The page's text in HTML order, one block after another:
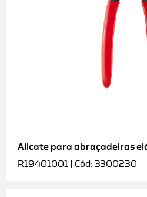
Alicate para abraçadeiras
R19401001 | Cód: 3300230